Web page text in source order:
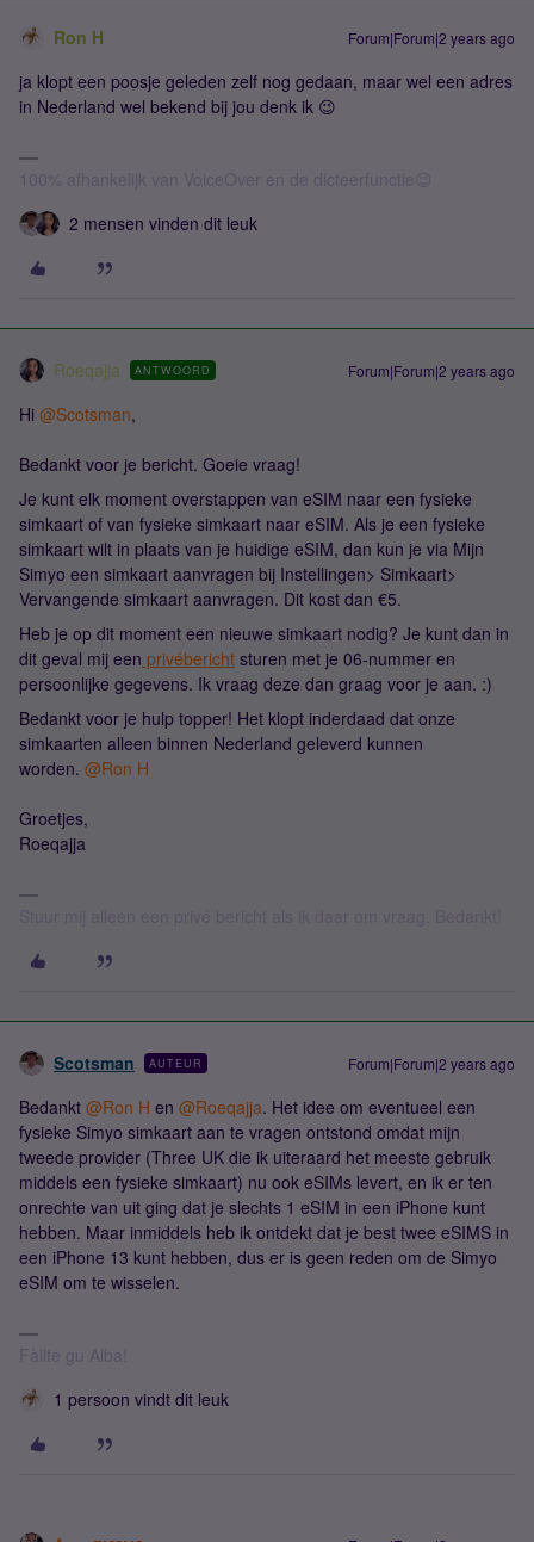
Ron H Forum|Forum|2 years ago
ja klopt een poosje geleden zelf nog gedaan, maar wel een adres
in Nederland wel bekend bij jou denk ik 😉
100% afhankelijk van VoiceOver en de dicteerfunctie😉
2 mensen vinden dit leuk
Roeqajja ANTWOORD Forum|Forum|2 years ago
Hi @Scotsman,
Bedankt voor je bericht. Goeie vraag!
Je kunt elk moment overstappen van eSIM naar een fysieke
simkaart of van fysieke simkaart naar eSIM. Als je een fysieke
simkaart wilt in plaats van je huidige eSIM, dan kun je via Mijn
Simyo een simkaart aanvragen bij Instellingen> Simkaart>
Vervangende simkaart aanvragen. Dit kost dan €5.
Heb je op dit moment een nieuwe simkaart nodig? Je kunt dan in
dit geval mij een privébericht sturen met je 06-nummer en
persoonlijke gegevens. Ik vraag deze dan graag voor je aan. :)
Bedankt voor je hulp topper! Het klopt inderdaad dat onze
simkaarten alleen binnen Nederland geleverd kunnen
worden. @Ron H
Groetjes,
Roeqajja
Scotsman AUTEUR Forum|Forum|2 years ago
Bedankt @Ron H en @Roeqajja. Het idee om eventueel een
fysieke Simyo simkaart aan te vragen ontstond omdat mijn
tweede provider (Three UK die ik uiteraard het meeste gebruik
middels een fysieke simkaart) nu ook eSIMs levert, en ik er ten
onrechte van uit ging dat je slechts 1 eSIM in een iPhone kunt
hebben. Maar inmiddels heb ik ontdekt dat je best twee eSIMS in
een iPhone 13 kunt hebben, dus er is geen reden om de Simyo
eSIM om te wisselen.
Fàilte gu Alba!
1 persoon vindt dit leuk